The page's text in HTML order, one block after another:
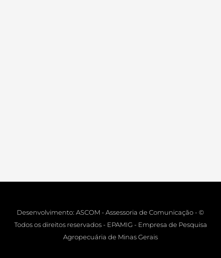
Desenvolvimento: ASCOM - Assessoria de Comunicação - ©
Todos os direitos reservados - EPAMIG - Empresa de Pesquisa
Agropecuária de Minas Gerais